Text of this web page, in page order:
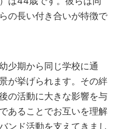
の長い付き合いが特徴で
少期から同じ学校に通
が挙げられます。その絆
の活動に大きな影響を与
あることでお互いを理解
ンド活動を支えてきまし